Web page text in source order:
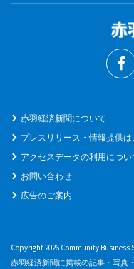
赤羽経済新聞について
プレスリリース・情報提供は
アクセスデータの利用につい
お問い合わせ
広告のご案内
Copyright 2026 Community
赤羽経済新聞に掲載の記事・写真